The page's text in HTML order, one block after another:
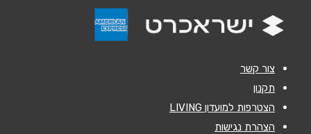
שליחה
צור קשר
תקנון
הצטרפות למועדון LIVING
הצהרת נגישות